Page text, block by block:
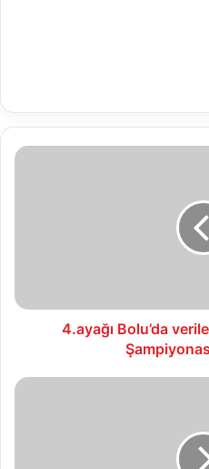
4.ayağı
erdi
4.ayağı Bolu’da
Bolu